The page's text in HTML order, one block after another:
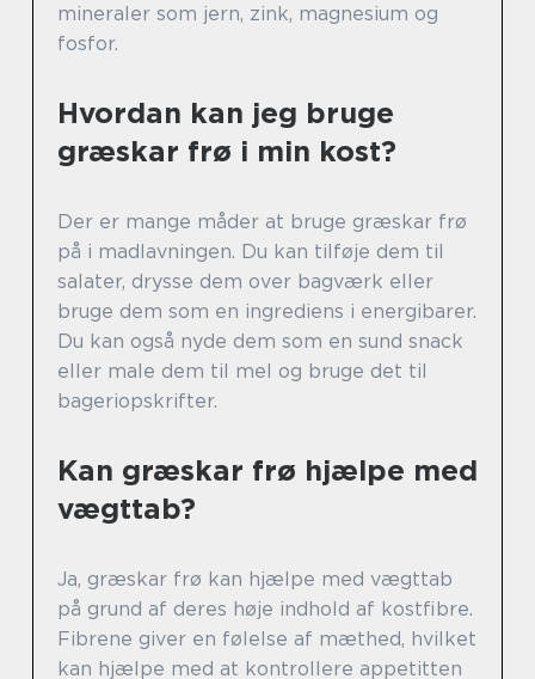
mineraler som jern, zink, magnesium og
fosfor.
Hvordan kan jeg bruge
græskar frø i min kost?
Der er mange måder at bruge græskar frø
på i madlavningen. Du kan tilføje dem til
salater, drysse dem over bagværk eller
bruge dem som en ingrediens i energibarer.
Du kan også nyde dem som en sund snack
eller male dem til mel og bruge det til
bageriopskrifter.
Kan græskar frø hjælpe med
vægttab?
Ja, græskar frø kan hjælpe med vægttab
på grund af deres høje indhold af kostfibre.
Fibrene giver en følelse af mæthed, hvilket
kan hjælpe med at kontrollere appetitten